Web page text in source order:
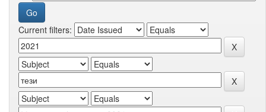
Current filters: